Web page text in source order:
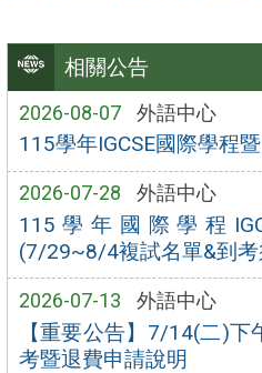
相關公告
2026-08-07 外語中心
115學年IGCSE國際學程
2026-07-28 外語中心
115學年國際學程
(7/29~8/4複試名單&到
2026-07-13 外語中心
【重要公告】7/14(二)下
考暨退費申請說明